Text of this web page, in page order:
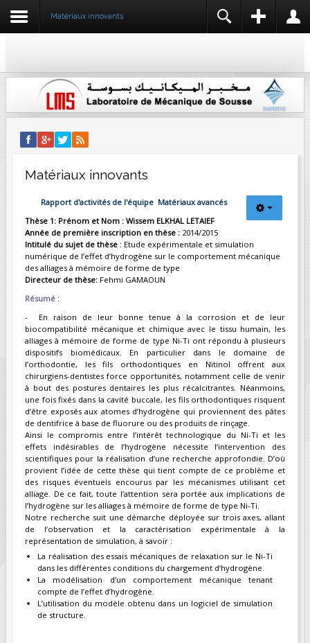
Matériaux innovants
MOT DE PASSE
CONNEXION
Identifiant oublié ?
Mot de passe oublié ?
REGISTER
IDENTIFIANT *
MOT DE PASSE *
CONFIRMEZ LE MOT DE PASSE *
FIELDS MARKED WITH AN ASTERISK (*)
ARE REQUIRED.
S'INSCRIRE
Matériaux innovants
Rapport d'activités de l'équipe Matériaux avancés
Thèse 1: Prénom et Nom : Wissem ELKHAL LETAIEF
Année de première inscription en thèse :2014/2015
Intitulé du sujet de thèse: Etude expérimentale et simulation
numérique de l’effet d’hydrogène sur le comportement mécanique
des alliages à mémoire de forme de type
Directeur de thèse:Fehmi GAMAOUN
Résumé :
- En raison de leur bonne tenue à la corrosion et de leur
biocompatibilité mécanique et chimique avec le tissu humain, les
alliages à mémoire de forme de type Ni-Ti ont répondu à plusieurs
dispositifs biomédicaux. En particulier dans le domaine de
l’orthodontie, les fils orthodontiques en Nitinol offrent aux
chirurgiens-dentistes force opportunités, notamment celle de venir
à bout des postures dentaires les plus récalcitrantes. Néanmoins,
une fois fixés dans la cavité buccale, les fils orthodontiques risquent
d’être exposés aux atomes d’hydrogène qui proviennent des pâtes
de dentifrice à base de fluorure ou des produits de rinçage.
Ainsi le compromis entre l’intérêt technologique du Ni-Ti et les
effets indésirables de l’hydrogène nécessite l’intervention des
scientifiques pour la réalisation d’une recherche approfondie. D’où
provient l’idée de cette thèse qui tient compte de ce problème et
des risques éventuels encourus par les mécanismes utilisant cet
alliage. De ce fait, toute l’attention sera portée aux implications de
l’hydrogène sur les alliages à mémoire de forme de type Ni-Ti.
Notre recherche suit une démarche déployée sur trois axes, allant
de l’observation et la caractérisation expérimentale à la
représentation de simulation, à savoir :
La réalisation des essais mécaniques de relaxation sur le Ni-Ti
dans les différentes conditions du chargement d’hydrogène.
La modélisation d’un comportement mécanique tenant
compte de l’effet d’hydrogène.
L’utilisation du modèle obtenu dans un logiciel de simulation
de structure.